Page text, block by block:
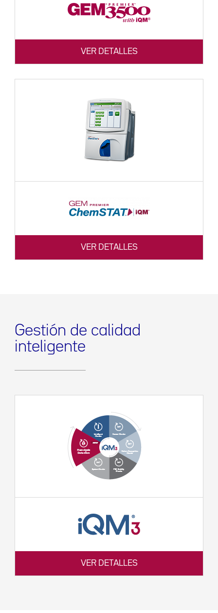
VER DETALLES
VER DETALLES
Gestión de calidad
inteligente
VER DETALLES